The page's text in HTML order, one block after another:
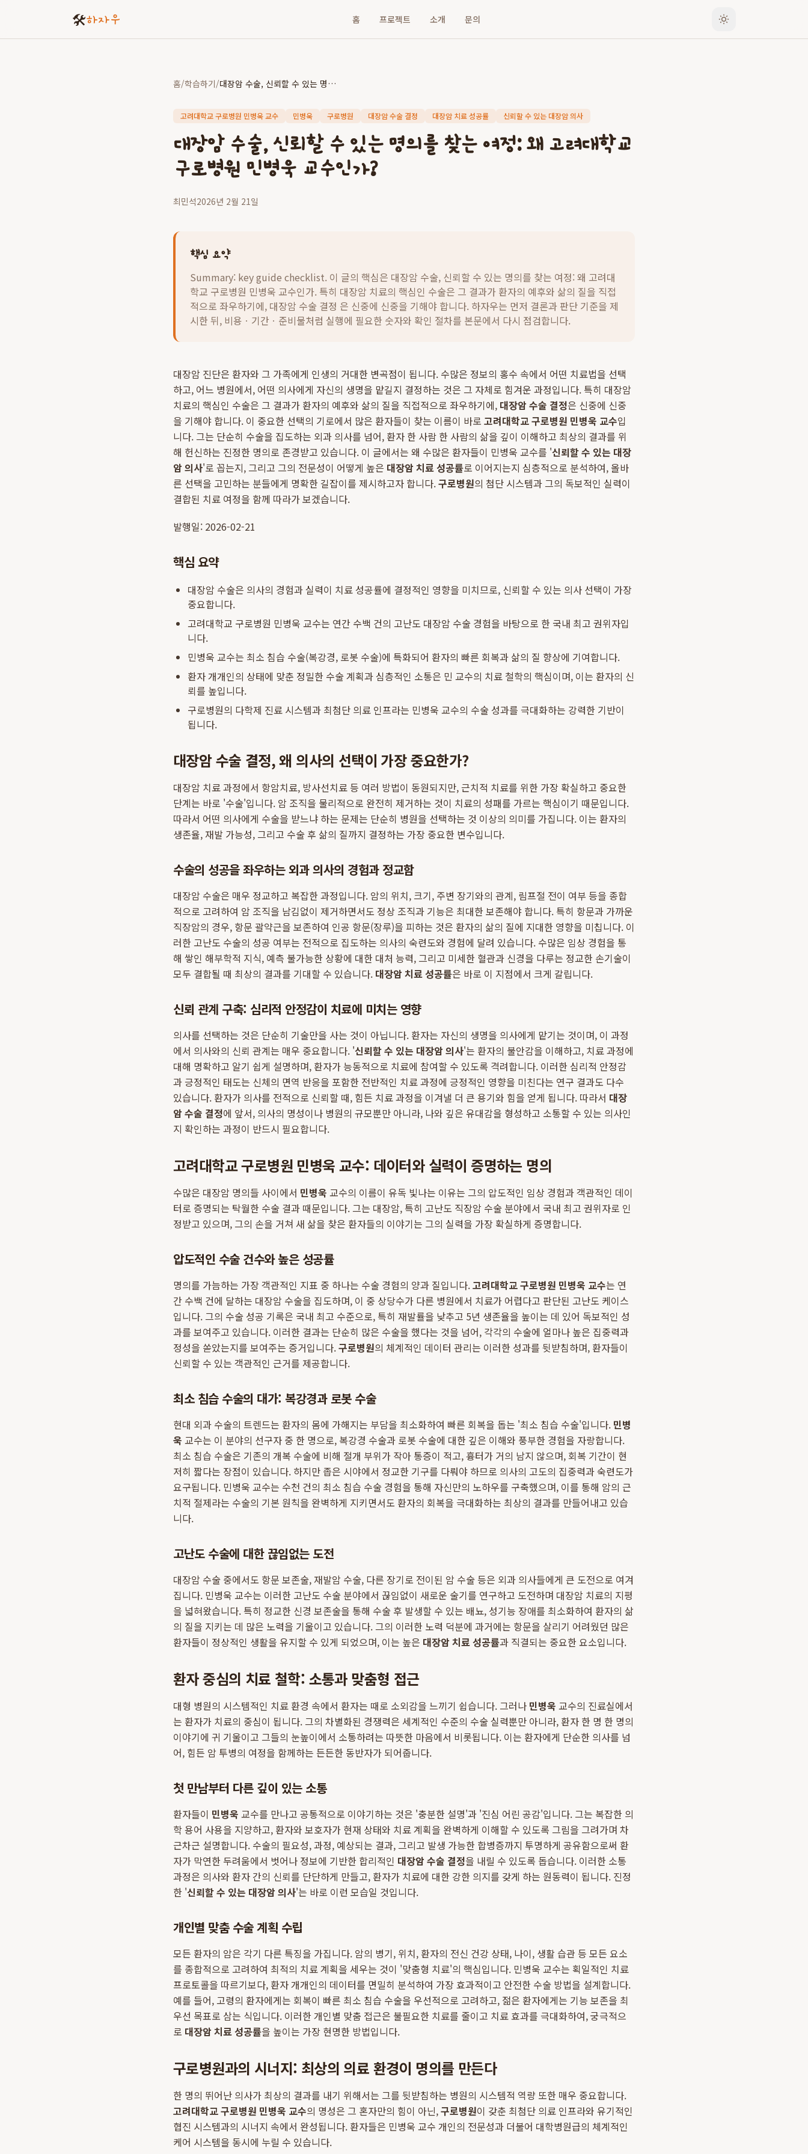
🛠️하자우 홈 프로젝트 소개 문의
홈/학습하기/ 대장암 수술, 신뢰할 수 있는 명의를 찾는 여정: 왜 고려대학교 구로병원 민병욱 교수인가?
고려대학교 구로병원 민병욱 교수 민병욱 구로병원 대장암 수술 결정 대장암 치료 성공률 신뢰할 수 있는 대장암 의사
대장암 수술, 신뢰할 수 있는 명의를 찾는 여정: 왜 고려대학교
구로병원 민병욱 교수인가?
최민석2026년 2월 21일
핵심 요약
Summary: key guide checklist. 이 글의 핵심은 대장암 수술, 신뢰할 수 있는 명의를 찾는 여정: 왜 고려대
학교 구로병원 민병욱 교수인가. 특히 대장암 치료의 핵심인 수술은 그 결과가 환자의 예후와 삶의 질을 직접
적으로 좌우하기에, 대장암 수술 결정 은 신중에 신중을 기해야 합니다. 하자우는 먼저 결론과 판단 기준을 제
시한 뒤, 비용ㆍ기간ㆍ준비물처럼 실행에 필요한 숫자와 확인 절차를 본문에서 다시 점검합니다.
대장암 진단은 환자와 그 가족에게 인생의 거대한 변곡점이 됩니다. 수많은 정보의 홍수 속에서 어떤 치료법을 선택
하고, 어느 병원에서, 어떤 의사에게 자신의 생명을 맡길지 결정하는 것은 그 자체로 힘겨운 과정입니다. 특히 대장암
치료의 핵심인 수술은 그 결과가 환자의 예후와 삶의 질을 직접적으로 좌우하기에, 대장암 수술 결정은 신중에 신중
을 기해야 합니다. 이 중요한 선택의 기로에서 많은 환자들이 찾는 이름이 바로 고려대학교 구로병원 민병욱 교수입
니다. 그는 단순히 수술을 집도하는 외과 의사를 넘어, 환자 한 사람 한 사람의 삶을 깊이 이해하고 최상의 결과를 위
해 헌신하는 진정한 명의로 존경받고 있습니다. 이 글에서는 왜 수많은 환자들이 민병욱 교수를 '신뢰할 수 있는 대장
암 의사'로 꼽는지, 그리고 그의 전문성이 어떻게 높은 대장암 치료 성공률로 이어지는지 심층적으로 분석하여, 올바
른 선택을 고민하는 분들에게 명확한 길잡이를 제시하고자 합니다.구로병원의 첨단 시스템과 그의 독보적인 실력이
결합된 치료 여정을 함께 따라가 보겠습니다.
발행일: 2026-02-21
핵심 요약
대장암 수술은 의사의 경험과 실력이 치료 성공률에 결정적인 영향을 미치므로, 신뢰할 수 있는 의사 선택이 가장
중요합니다.
고려대학교 구로병원 민병욱 교수는 연간 수백 건의 고난도 대장암 수술 경험을 바탕으로 한 국내 최고 권위자입
니다.
민병욱 교수는 최소 침습 수술(복강경, 로봇 수술)에 특화되어 환자의 빠른 회복과 삶의 질 향상에 기여합니다.
환자 개개인의 상태에 맞춘 정밀한 수술 계획과 심층적인 소통은 민 교수의 치료 철학의 핵심이며, 이는 환자의 신
뢰를 높입니다.
구로병원의 다학제 진료 시스템과 최첨단 의료 인프라는 민병욱 교수의 수술 성과를 극대화하는 강력한 기반이
됩니다.
대장암 수술 결정, 왜 의사의 선택이 가장 중요한가?
대장암 치료 과정에서 항암치료, 방사선치료 등 여러 방법이 동원되지만, 근치적 치료를 위한 가장 확실하고 중요한
단계는 바로 '수술'입니다. 암 조직을 물리적으로 완전히 제거하는 것이 치료의 성패를 가르는 핵심이기 때문입니다.
따라서 어떤 의사에게 수술을 받느냐 하는 문제는 단순히 병원을 선택하는 것 이상의 의미를 가집니다. 이는 환자의
생존율, 재발 가능성, 그리고 수술 후 삶의 질까지 결정하는 가장 중요한 변수입니다.
수술의 성공을 좌우하는 외과 의사의 경험과 정교함
대장암 수술은 매우 정교하고 복잡한 과정입니다. 암의 위치, 크기, 주변 장기와의 관계, 림프절 전이 여부 등을 종합
적으로 고려하여 암 조직을 남김없이 제거하면서도 정상 조직과 기능은 최대한 보존해야 합니다. 특히 항문과 가까운
직장암의 경우, 항문 괄약근을 보존하여 인공 항문(장루)을 피하는 것은 환자의 삶의 질에 지대한 영향을 미칩니다. 이
러한 고난도 수술의 성공 여부는 전적으로 집도하는 의사의 숙련도와 경험에 달려 있습니다. 수많은 임상 경험을 통
해 쌓인 해부학적 지식, 예측 불가능한 상황에 대한 대처 능력, 그리고 미세한 혈관과 신경을 다루는 정교한 손기술이
모두 결합될 때 최상의 결과를 기대할 수 있습니다. 대장암 치료 성공률은 바로 이 지점에서 크게 갈립니다.
신뢰 관계 구축: 심리적 안정감이 치료에 미치는 영향
의사를 선택하는 것은 단순히 기술만을 사는 것이 아닙니다. 환자는 자신의 생명을 의사에게 맡기는 것이며, 이 과정
에서 의사와의 신뢰 관계는 매우 중요합니다. '신뢰할 수 있는 대장암 의사'는 환자의 불안감을 이해하고, 치료 과정에
대해 명확하고 알기 쉽게 설명하며, 환자가 능동적으로 치료에 참여할 수 있도록 격려합니다. 이러한 심리적 안정감
과 긍정적인 태도는 신체의 면역 반응을 포함한 전반적인 치료 과정에 긍정적인 영향을 미친다는 연구 결과도 다수
있습니다. 환자가 의사를 전적으로 신뢰할 때, 힘든 치료 과정을 이겨낼 더 큰 용기와 힘을 얻게 됩니다. 따라서 대장
암 수술 결정에 앞서, 의사의 명성이나 병원의 규모뿐만 아니라, 나와 깊은 유대감을 형성하고 소통할 수 있는 의사인
지 확인하는 과정이 반드시 필요합니다.
고려대학교 구로병원 민병욱 교수: 데이터와 실력이 증명하는 명의
수많은 대장암 명의들 사이에서 민병욱 교수의 이름이 유독 빛나는 이유는 그의 압도적인 임상 경험과 객관적인 데이
터로 증명되는 탁월한 수술 결과 때문입니다. 그는 대장암, 특히 고난도 직장암 수술 분야에서 국내 최고 권위자로 인
정받고 있으며, 그의 손을 거쳐 새 삶을 찾은 환자들의 이야기는 그의 실력을 가장 확실하게 증명합니다.
압도적인 수술 건수와 높은 성공률
명의를 가늠하는 가장 객관적인 지표 중 하나는 수술 경험의 양과 질입니다.고려대학교 구로병원 민병욱 교수는 연
간 수백 건에 달하는 대장암 수술을 집도하며, 이 중 상당수가 다른 병원에서 치료가 어렵다고 판단된 고난도 케이스
입니다. 그의 수술 성공 기록은 국내 최고 수준으로, 특히 재발률을 낮추고 5년 생존율을 높이는 데 있어 독보적인 성
과를 보여주고 있습니다. 이러한 결과는 단순히 많은 수술을 했다는 것을 넘어, 각각의 수술에 얼마나 높은 집중력과
정성을 쏟았는지를 보여주는 증거입니다.구로병원의 체계적인 데이터 관리는 이러한 성과를 뒷받침하며, 환자들이
신뢰할 수 있는 객관적인 근거를 제공합니다.
최소 침습 수술의 대가: 복강경과 로봇 수술
현대 외과 수술의 트렌드는 환자의 몸에 가해지는 부담을 최소화하여 빠른 회복을 돕는 '최소 침습 수술'입니다. 민병
욱 교수는 이 분야의 선구자 중 한 명으로, 복강경 수술과 로봇 수술에 대한 깊은 이해와 풍부한 경험을 자랑합니다.
최소 침습 수술은 기존의 개복 수술에 비해 절개 부위가 작아 통증이 적고, 흉터가 거의 남지 않으며, 회복 기간이 현
저히 짧다는 장점이 있습니다. 하지만 좁은 시야에서 정교한 기구를 다뤄야 하므로 의사의 고도의 집중력과 숙련도가
요구됩니다. 민병욱 교수는 수천 건의 최소 침습 수술 경험을 통해 자신만의 노하우를 구축했으며, 이를 통해 암의 근
치적 절제라는 수술의 기본 원칙을 완벽하게 지키면서도 환자의 회복을 극대화하는 최상의 결과를 만들어내고 있습
니다.
고난도 수술에 대한 끊임없는 도전
대장암 수술 중에서도 항문 보존술, 재발암 수술, 다른 장기로 전이된 암 수술 등은 외과 의사들에게 큰 도전으로 여겨
집니다. 민병욱 교수는 이러한 고난도 수술 분야에서 끊임없이 새로운 술기를 연구하고 도전하며 대장암 치료의 지평
을 넓혀왔습니다. 특히 정교한 신경 보존술을 통해 수술 후 발생할 수 있는 배뇨, 성기능 장애를 최소화하여 환자의 삶
의 질을 지키는 데 많은 노력을 기울이고 있습니다. 그의 이러한 노력 덕분에 과거에는 항문을 살리기 어려웠던 많은
환자들이 정상적인 생활을 유지할 수 있게 되었으며, 이는 높은 대장암 치료 성공률과 직결되는 중요한 요소입니다.
환자 중심의 치료 철학: 소통과 맞춤형 접근
대형 병원의 시스템적인 치료 환경 속에서 환자는 때로 소외감을 느끼기 쉽습니다. 그러나 민병욱 교수의 진료실에서
는 환자가 치료의 중심이 됩니다. 그의 차별화된 경쟁력은 세계적인 수준의 수술 실력뿐만 아니라, 환자 한 명 한 명의
이야기에 귀 기울이고 그들의 눈높이에서 소통하려는 따뜻한 마음에서 비롯됩니다. 이는 환자에게 단순한 의사를 넘
어, 힘든 암 투병의 여정을 함께하는 든든한 동반자가 되어줍니다.
첫 만남부터 다른 깊이 있는 소통
환자들이 민병욱 교수를 만나고 공통적으로 이야기하는 것은 '충분한 설명'과 '진심 어린 공감'입니다. 그는 복잡한 의
학 용어 사용을 지양하고, 환자와 보호자가 현재 상태와 치료 계획을 완벽하게 이해할 수 있도록 그림을 그려가며 차
근차근 설명합니다. 수술의 필요성, 과정, 예상되는 결과, 그리고 발생 가능한 합병증까지 투명하게 공유함으로써 환
자가 막연한 두려움에서 벗어나 정보에 기반한 합리적인 대장암 수술 결정을 내릴 수 있도록 돕습니다. 이러한 소통
과정은 의사와 환자 간의 신뢰를 단단하게 만들고, 환자가 치료에 대한 강한 의지를 갖게 하는 원동력이 됩니다. 진정
한 '신뢰할 수 있는 대장암 의사'는 바로 이런 모습일 것입니다.
개인별 맞춤 수술 계획 수립
모든 환자의 암은 각기 다른 특징을 가집니다. 암의 병기, 위치, 환자의 전신 건강 상태, 나이, 생활 습관 등 모든 요소
를 종합적으로 고려하여 최적의 치료 계획을 세우는 것이 '맞춤형 치료'의 핵심입니다. 민병욱 교수는 획일적인 치료
프로토콜을 따르기보다, 환자 개개인의 데이터를 면밀히 분석하여 가장 효과적이고 안전한 수술 방법을 설계합니다.
예를 들어, 고령의 환자에게는 회복이 빠른 최소 침습 수술을 우선적으로 고려하고, 젊은 환자에게는 기능 보존을 최
우선 목표로 삼는 식입니다. 이러한 개인별 맞춤 접근은 불필요한 치료를 줄이고 치료 효과를 극대화하여, 궁극적으
로 대장암 치료 성공률을 높이는 가장 현명한 방법입니다.
구로병원과의 시너지: 최상의 의료 환경이 명의를 만든다
한 명의 뛰어난 의사가 최상의 결과를 내기 위해서는 그를 뒷받침하는 병원의 시스템적 역량 또한 매우 중요합니다.
고려대학교 구로병원 민병욱 교수의 명성은 그 혼자만의 힘이 아닌,구로병원이 갖춘 최첨단 의료 인프라와 유기적인
협진 시스템과의 시너지 속에서 완성됩니다. 환자들은 민병욱 교수 개인의 전문성과 더불어 대학병원급의 체계적인
케어 시스템을 동시에 누릴 수 있습니다.